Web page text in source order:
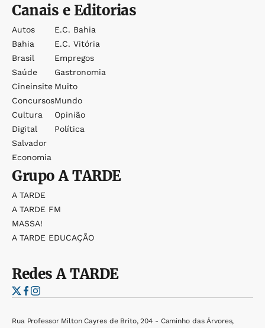
Canais e Editorias
Autos
Bahia
Brasil
Saúde
Cineinsite
Concursos
Cultura
Digital
Salvador
Economia
E.c. Bahia
E.c. Vitória
Empregos
Gastronomia
Muito
Mundo
Opinião
Política
GrupoA TARDE
A TARDE
A TARDE FM
MASSA!
A TARDE EDUCAÇÃO
RedesA TARDE
Rua Professor Milton Cayres de Brito, 204 - Caminho das Árvores,